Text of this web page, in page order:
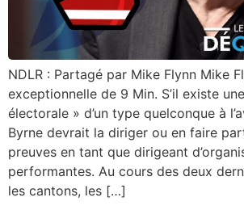
NDLR : Partagé par Mike Flynn Mike
exceptionnelle de 9 Min. S’il existe
électorale » d’un type quelconque à
Byrne devrait la diriger ou en faire
preuves en tant que dirigeant
performantes. Au cours des deux
les cantons, les […]